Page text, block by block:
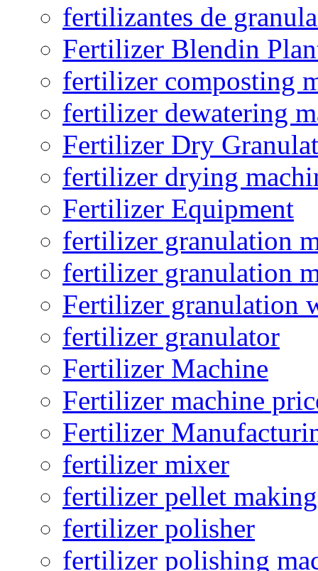
fertilizantes de
Fertilizer Blendin
fertilizer composting
fertilizer dewatering
Fertilizer Dry
fertilizer drying
Fertilizer Equipment
fertilizer granulation
fertilizer granulation
Fertilizer granulation
fertilizer granulator
Fertilizer Machine
Fertilizer machine
Fertilizer
fertilizer mixer
fertilizer pellet making
fertilizer polisher
fertilizer polishing